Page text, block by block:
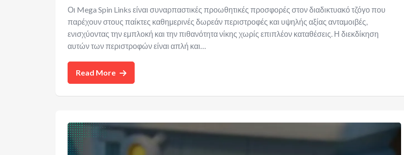
Οι Mega Spin Links είναι συναρπαστικές προωθητικές προσφορές στον διαδικτυακό τζόγο που
παρέχουν στους παίκτες καθημερινές δωρεάν περιστροφές και υψηλής αξίας ανταμοιβές,
ενισχύοντας την εμπλοκή και την πιθανότητα νίκης χωρίς επιπλέον καταθέσεις. Η διεκδίκηση
αυτών των περιστροφών είναι απλή και…
Read More